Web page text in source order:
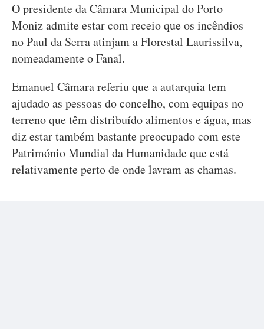
O presidente da Câmara Municipal do Porto
Moniz admite estar com receio que os incêndios
no Paul da Serra atinjam a Florestal Laurissilva,
nomeadamente o Fanal.
Emanuel Câmara referiu que a autarquia tem
ajudado as pessoas do concelho, com equipas no
terreno que têm distribuído alimentos e água, mas
diz estar também bastante preocupado com este
Património Mundial da Humanidade que está
relativamente perto de onde lavram as chamas.